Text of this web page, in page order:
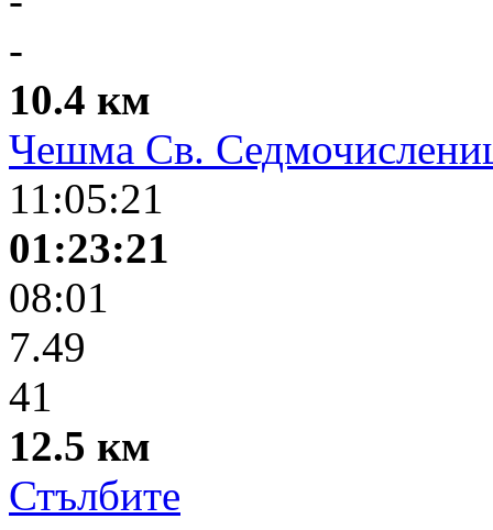
-
10.4 км
Чешма Св.
11:05:21
01:23:21
08:01
7.49
41
12.5 км
Стълбите